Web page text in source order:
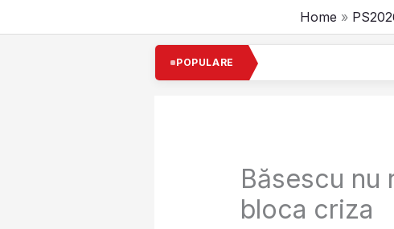
to
Home
POPULARE Cel
Băsescu nu
bloca criza